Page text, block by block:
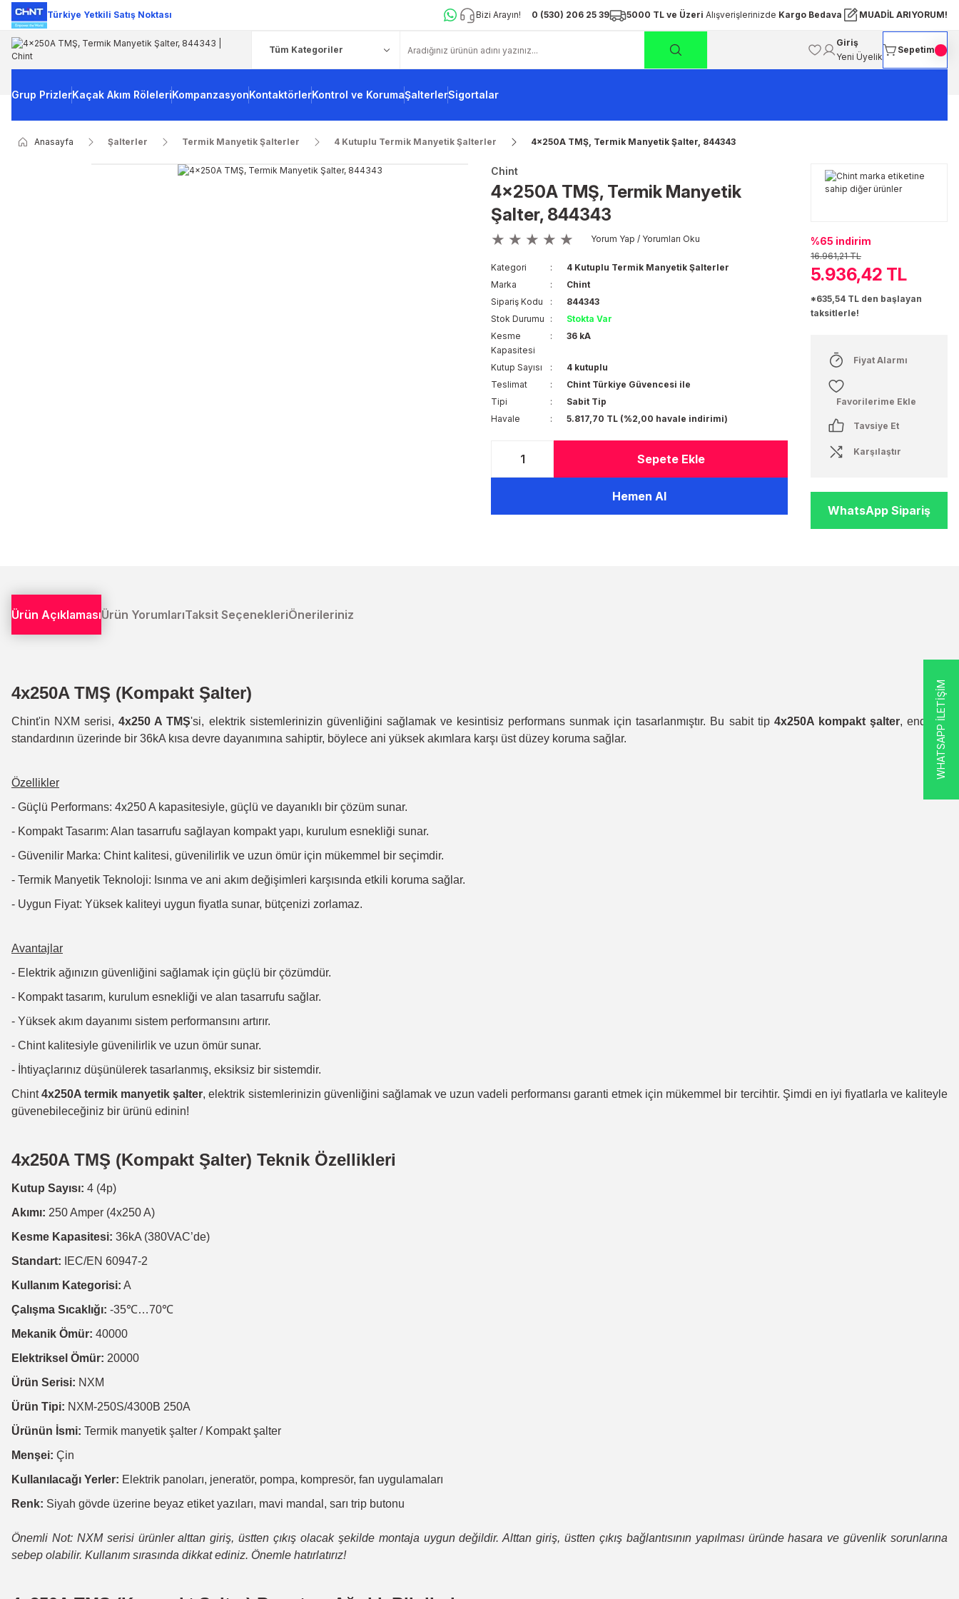
Türkiye Yetkili Satış Noktası Bizi Arayın! 0 (530) 206 25 39 5000 TL ve Üzeri Alışverişlerinizde Kargo Bedava MUADİL ARIYORUM!
Giriş
Yeni Üyelik
Sepetim
Grup PrizlerKaçak Akım RöleleriKompanzasyonKontaktörlerKontrol ve KorumaŞalterlerSigortalar
Anasayfa Şalterler Termik Manyetik Şalterler 4 Kutuplu Termik Manyetik Şalterler 4x250A TMŞ, Termik Manyetik Şalter, 844343
Chint
4x250A TMŞ, Termik Manyetik
Şalter, 844343
Yorum Yap / Yorumları Oku
Kategori
4 Kutuplu Termik Manyetik Şalterler
Marka
Chint
Sipariş Kodu
844343
Stok Durumu
Stokta Var
Kesme
Kapasitesi
36 kA
Kutup Sayısı
4 kutuplu
Teslimat
Chint Türkiye Güvencesi ile
Tipi
Sabit Tip
Havale
5.817,70 TL (%2,00 havale indirimi)
Sepete Ekle
Hemen Al
%65 indirim
16.961,21 TL
5.936,42 TL
*635,54 TL den başlayan
taksitlerle!
Fiyat Alarmı
Tavsiye Et
Karşılaştır
WhatsApp Sipariş
Ürün AçıklamasıÜrün YorumlarıTaksit SeçenekleriÖnerileriniz
4x250A TMŞ (Kompakt Şalter)
Chint'in NXM serisi,4x250 A TMŞ'si, elektrik sistemlerinizin güvenliğini sağlamak ve kesintisiz performans sunmak için tasarlanmıştır. Bu sabit tip 4x250A kompakt şalter, endüstri
standardının üzerinde bir 36kA kısa devre dayanımına sahiptir, böylece ani yüksek akımlara karşı üst düzey koruma sağlar.
Özellikler
- Güçlü Performans: 4x250 A kapasitesiyle, güçlü ve dayanıklı bir çözüm sunar.
- Kompakt Tasarım: Alan tasarrufu sağlayan kompakt yapı, kurulum esnekliği sunar.
- Güvenilir Marka: Chint kalitesi, güvenilirlik ve uzun ömür için mükemmel bir seçimdir.
- Termik Manyetik Teknoloji: Isınma ve ani akım değişimleri karşısında etkili koruma sağlar.
- Uygun Fiyat: Yüksek kaliteyi uygun fiyatla sunar, bütçenizi zorlamaz.
Avantajlar
- Elektrik ağınızın güvenliğini sağlamak için güçlü bir çözümdür.
- Kompakt tasarım, kurulum esnekliği ve alan tasarrufu sağlar.
- Yüksek akım dayanımı sistem performansını artırır.
- Chint kalitesiyle güvenilirlik ve uzun ömür sunar.
- İhtiyaçlarınız düşünülerek tasarlanmış, eksiksiz bir sistemdir.
Chint4x250A termik manyetik şalter, elektrik sistemlerinizin güvenliğini sağlamak ve uzun vadeli performansı garanti etmek için mükemmel bir tercihtir. Şimdi en iyi fiyatlarla ve kaliteyle
güvenebileceğiniz bir ürünü edinin!
4x250A TMŞ (Kompakt Şalter) Teknik Özellikleri
Kutup Sayısı: 4 (4p)
Akımı: 250 Amper (4x250 A)
Kesme Kapasitesi: 36kA (380VAC’de)
Standart: IEC/EN 60947-2
Kullanım Kategorisi: A
Çalışma Sıcaklığı: -35℃…70℃
Mekanik Ömür: 40000
Elektriksel Ömür: 20000
Ürün Serisi: NXM
Ürün Tipi: NXM-250S/4300B 250A
Ürünün İsmi: Termik manyetik şalter / Kompakt şalter
Menşei: Çin
Kullanılacağı Yerler: Elektrik panoları, jeneratör, pompa, kompresör, fan uygulamaları
Renk: Siyah gövde üzerine beyaz etiket yazıları, mavi mandal, sarı trip butonu
Önemli Not: NXM serisi ürünler alttan giriş, üstten çıkış olacak şekilde montaja uygun değildir. Alttan giriş, üstten çıkış bağlantısının yapılması üründe hasara ve güvenlik sorunlarına
sebep olabilir. Kullanım sırasında dikkat ediniz. Önemle hatırlatırız!
WHATSAPP İLETİŞİM